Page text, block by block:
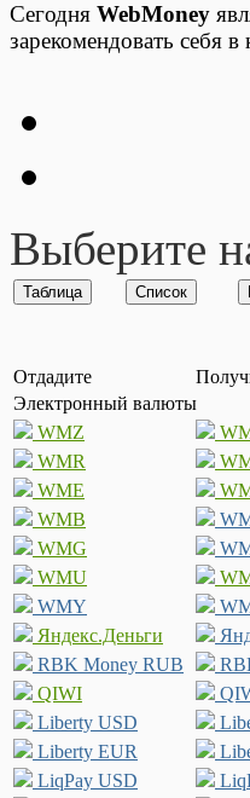
Сегодня WebMoney
зарекомендовать себя
Выберите
Отдадите
Электронный валюты
WMZ
WMR
WME
WMB
WMG
WMU
WMY
Яндекс.Деньги
RBK Money RUB
QIWI
Liberty USD
Liberty EUR
LiqPay USD